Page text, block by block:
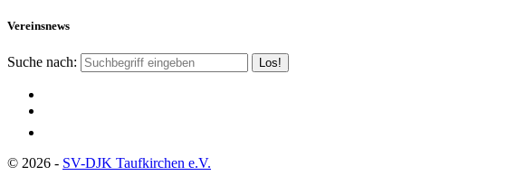
Vereinsnews
Suche nach:
© 2026 - SV-DJK Taufkirchen e.V.